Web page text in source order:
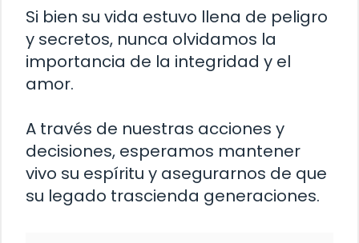
Si bien su vida estuvo llena de peligro
y secretos, nunca olvidamos la
importancia de la integridad y el
amor.
A través de nuestras acciones y
decisiones, esperamos mantener
vivo su espíritu y asegurarnos de que
su legado trascienda generaciones.